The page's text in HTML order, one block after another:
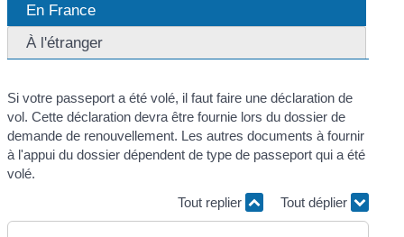
En France
À l'étranger
Si votre passeport a été volé, il faut faire une déclaration de
vol. Cette déclaration devra être fournie lors du dossier de
demande de renouvellement. Les autres documents à fournir
à l'appui du dossier dépendent de type de passeport qui a été
volé.
Tout replier
Tout déplier